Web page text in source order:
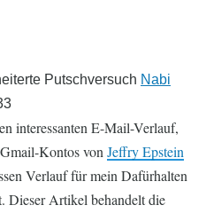
Putschversuch Nabi
interessanten E-Mail-Verlauf,
Kontos von Jeffry Epstein
Verlauf für mein Dafürhalten
Dieser Artikel behandelt die